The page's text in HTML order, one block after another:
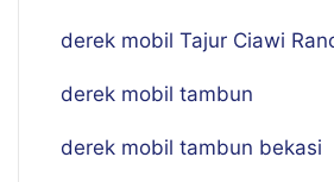
derek mobil Tajur Ciawi
derek mobil tambun
derek mobil tambun bekasi